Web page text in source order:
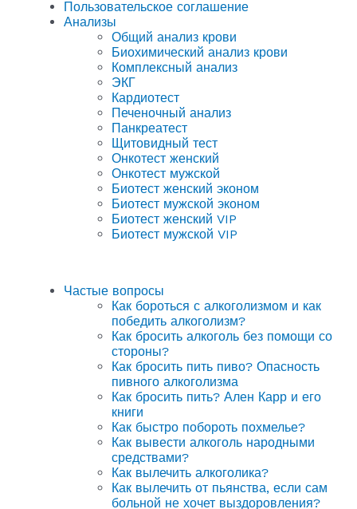
Пользовательское соглашение
Анализы
Общий анализ крови
Биохимический анализ крови
Комплексный анализ
ЭКГ
Кардиотест
Печеночный анализ
Панкреатест
Щитовидный тест
Онкотест женский
Онкотест мужской
Биотест женский эконом
Биотест мужской эконом
Биотест женский VIP
Биотест мужской VIP
Частые вопросы
Как бороться с алкоголизмом и как
победить алкоголизм?
Как бросить алкоголь без помощи со
стороны?
Как бросить пить пиво? Опасность
пивного алкоголизма
Как бросить пить? Ален Карр и его
книги
Как быстро побороть похмелье?
Как вывести алкоголь народными
средствами?
Как вылечить алкоголика?
Как вылечить от пьянства, если сам
больной не хочет выздоровления?